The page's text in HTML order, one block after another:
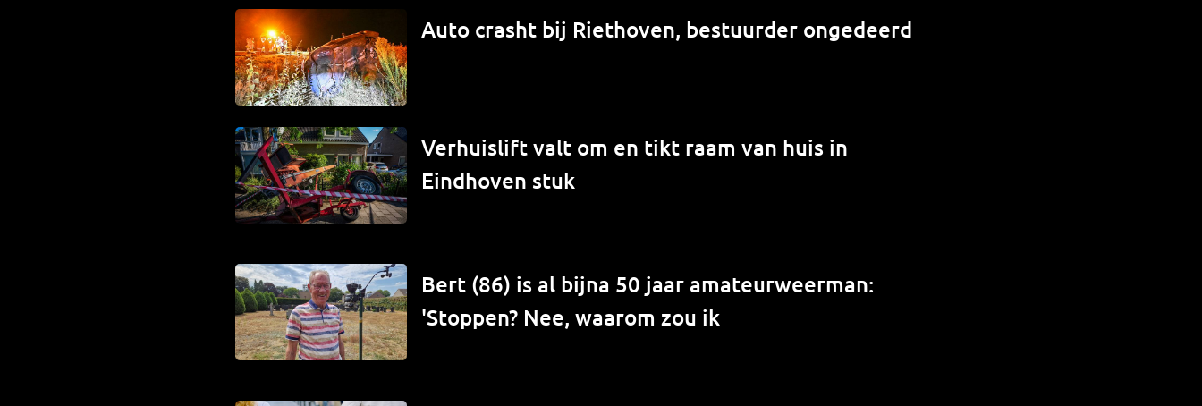
Auto crasht bij Riethoven, bestuurder ongedeerd
Verhuislift valt om en tikt raam van huis in
Eindhoven stuk
Bert (86) is al bijna 50 jaar amateurweerman:
'Stoppen? Nee, waarom zou ik